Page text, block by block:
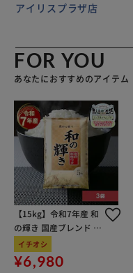
アイリスプラザ店
FOR YOU
あなたにおすすめのアイテム
【15kg】令和7年産 和
の輝き 国産ブレンド 5
kg×3袋
イチオシ
¥6,980